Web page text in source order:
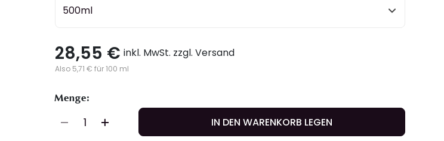
500ml
28,55 € inkl. MwSt. zzgl. Versand
Also 5,71 € für 100 ml
Menge:
IN DEN WARENKORB LEGEN